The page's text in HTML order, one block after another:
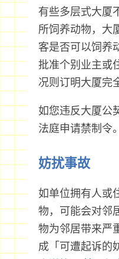
有些多层式大厦
所饲养动物，大
客是否可以饲养
批准个别业主或
况则订明大厦完
如您违反大厦公
法庭申请禁制令。
妨扰事故
如单位拥有人或
物，可能会对邻
物为邻居带来严
成「可遭起诉的